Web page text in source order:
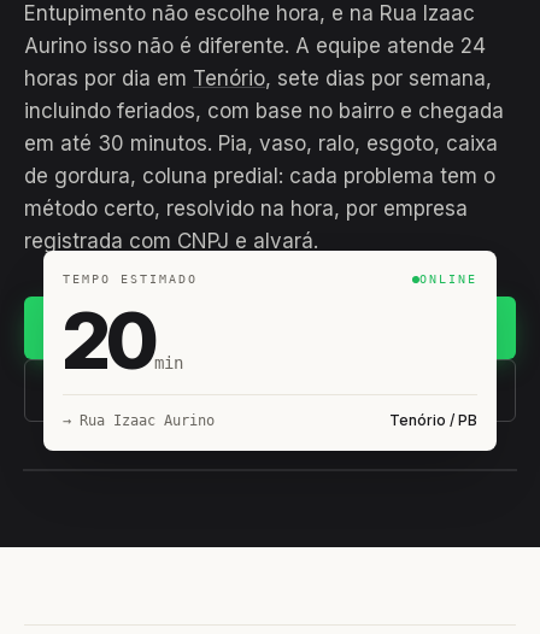
Entupimento não escolhe hora, e na Rua Izaac
Aurino isso não é diferente. A equipe atende 24
horas por dia em Tenório, sete dias por semana,
incluindo feriados, com base no bairro e chegada
em até 30 minutos. Pia, vaso, ralo, esgoto, caixa
de gordura, coluna predial: cada problema tem o
método certo, resolvido na hora, por empresa
registrada com CNPJ e alvará.
(11) 93407-8838
TEMPO ESTIMADO ONLINE
20min
→ Rua Izaac Aurino Tenório / PB